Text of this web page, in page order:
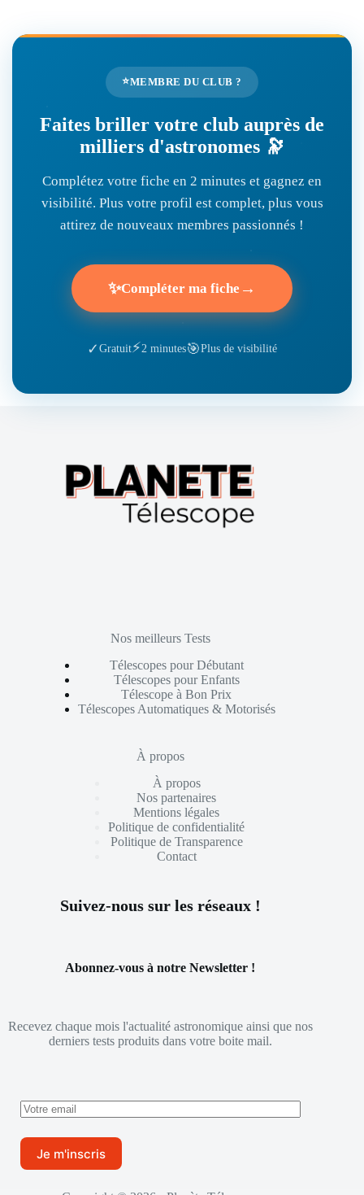
⭐MEMBRE DU CLUB ?
Faites briller votre club auprès de
milliers d'astronomes 🔭
Complétez votre fiche en 2 minutes et gagnez en
visibilité. Plus votre profil est complet, plus vous
attirez de nouveaux membres passionnés !
✨Compléter ma fiche →
✓ Gratuit⚡2 minutes🎯Plus de visibilité
Nos meilleurs Tests
Télescopes pour Débutant
Télescopes pour Enfants
Télescope à Bon Prix
Télescopes Automatiques & Motorisés
À propos
À propos
Nos partenaires
Mentions légales
Politique de confidentialité
Politique de Transparence
Contact
Suivez-nous sur les réseaux !
Abonnez-vous à notre Newsletter !
Recevez chaque mois l'actualité astronomique ainsi que nos
derniers tests produits dans votre boite mail.